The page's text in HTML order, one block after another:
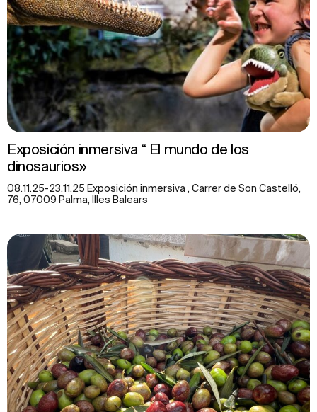
Exposición inmersiva “ El mundo de los
dinosaurios»
08.11.25-23.11.25 Exposición inmersiva , Carrer de Son Castelló,
76, 07009 Palma, Illes Balears